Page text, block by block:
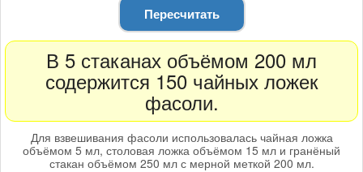
Пересчитать
В 5 стаканах объёмом 200 мл
содержится 150 чайных ложек
фасоли.
Для взвешивания фасоли использовалась чайная ложка
объёмом 5 мл, столовая ложка объёмом 15 мл и гранёный
стакан объёмом 250 мл с мерной меткой 200 мл.